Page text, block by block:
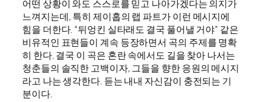
어떤 상황이 와도 스스로를 믿고 나아가겠다는 의지가
느껴지는데, 특히 제이홉의 랩 파트가 이런 메시지에
힘을 더한다. “뒤엉킨 실타래도 결국 풀어낼 거야” 같은
비유적인 표현들이 계속 등장하면서 곡의 주제를 명확
히 한다. 결국 이 곡은 혼란 속에서도 길을 찾아 나서는
청춘들의 솔직한 고백이자, 그들을 향한 응원의 메시지
라고 나는 생각한다. 듣는 내내 자신감이 충전되는 기
분이다.